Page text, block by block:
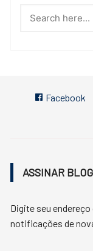
Facebook
ASSINAR
Digite seu
notificações de